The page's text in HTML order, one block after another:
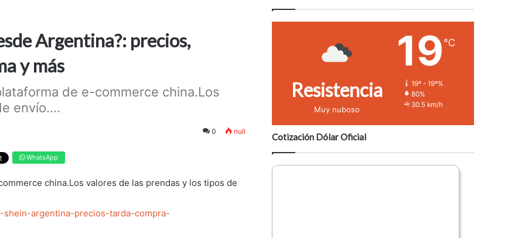
Argentina?: precios,
y más
de e-commerce china.Los
envío....
0 null
WhatsApp
china.Los valores de las prendas y los tipos de
shein-argentina-precios-tarda-compra-
Resistencia
Muy nuboso
19 ℃
19º - 19º%
80%
30.5 km/h
Cotización Dólar Oficial